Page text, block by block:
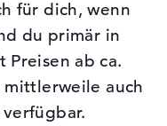
für dich, wenn
du primär in
Preisen ab ca.
mittlerweile auch